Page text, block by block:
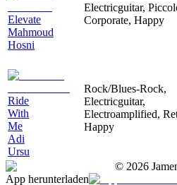
Elevate
Mahmoud
Hosni
Electricguitar,
Corporate, Happy
Ride
With
Me
Adi
Ursu
Rock/Blues-Rock,
Electricguitar,
Electroamplified,
Happy
© 2026
App herunterladen